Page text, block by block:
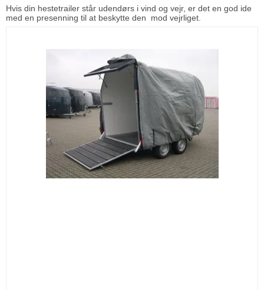
Hvis din hestetrailer står udendørs i vind og vejr, er det en god ide
med en presenning til at beskytte den mod vejrliget.